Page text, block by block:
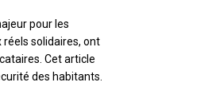
pour les
réels solidaires, ont
Cet article
des habitants.